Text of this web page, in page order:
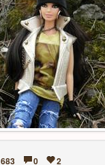
683 0 2